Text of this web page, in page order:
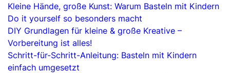
Kleine Hände, große Kunst: Warum Basteln mit Kindern
Do it yourself so besonders macht
DIY Grundlagen für kleine & große Kreative –
Vorbereitung ist alles!
Schritt-für-Schritt-Anleitung: Basteln mit Kindern
einfach umgesetzt